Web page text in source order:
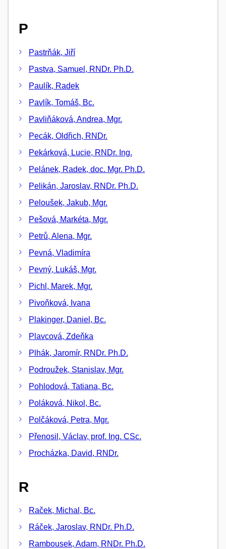
P
Pastrňák, Jiří
Pastva, Samuel, RNDr. Ph.D.
Paulík, Radek
Pavlík, Tomáš, Bc.
Pavliňáková, Andrea, Mgr.
Pecák, Oldřich, RNDr.
Pekárková, Lucie, RNDr. Ing.
Pelánek, Radek, doc. Mgr. Ph.D.
Pelikán, Jaroslav, RNDr. Ph.D.
Peloušek, Jakub, Mgr.
Pešová, Markéta, Mgr.
Petrů, Alena, Mgr.
Pevná, Vladimíra
Pevný, Lukáš, Mgr.
Pichl, Marek, Mgr.
Pivoňková, Ivana
Plakinger, Daniel, Bc.
Plavcová, Zdeňka
Plhák, Jaromír, RNDr. Ph.D.
Podroužek, Stanislav, Mgr.
Pohlodová, Tatiana, Bc.
Poláková, Nikol, Bc.
Polčáková, Petra, Mgr.
Přenosil, Václav, prof. Ing. CSc.
Procházka, David, RNDr.
R
Raček, Michal, Bc.
Ráček, Jaroslav, RNDr. Ph.D.
Rambousek, Adam, RNDr. Ph.D.